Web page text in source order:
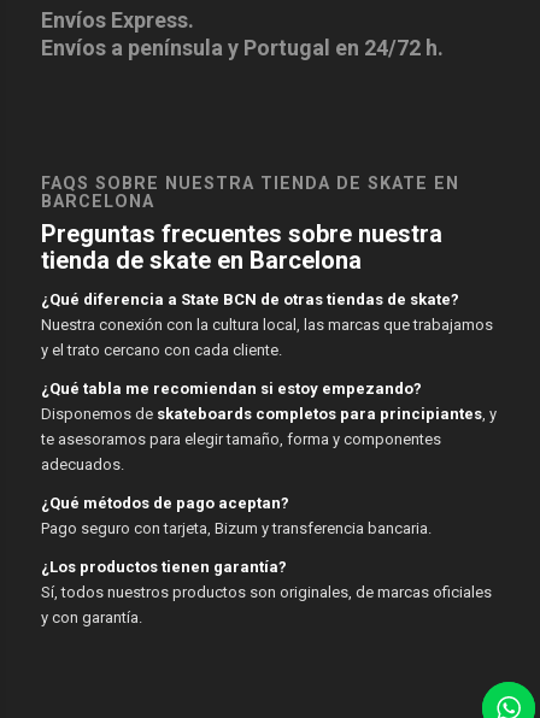
Envíos Express.
Envíos a península y Portugal en 24/72 h.
FAQS SOBRE NUESTRA TIENDA DE SKATE EN
BARCELONA
Preguntas frecuentes sobre nuestra
tienda de skate en Barcelona
¿Qué diferencia a State BCN de otras tiendas de skate?
Nuestra conexión con la cultura local, las marcas que trabajamos
y el trato cercano con cada cliente.
¿Qué tabla me recomiendan si estoy empezando?
Disponemos de skateboards completos para principiantes, y
te asesoramos para elegir tamaño, forma y componentes
adecuados.
¿Qué métodos de pago aceptan?
Pago seguro con tarjeta, Bizum y transferencia bancaria.
¿Los productos tienen garantía?
Sí, todos nuestros productos son originales, de marcas oficiales
y con garantía.